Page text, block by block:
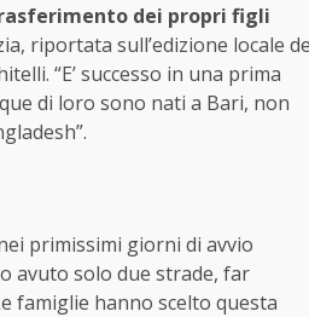
dei propri figli
riportata sull’edizione locale
“E’ successo in una prima
di loro sono nati a Bari, non
primissimi giorni di avvio
avuto solo due strade, far
famiglie hanno scelto questa